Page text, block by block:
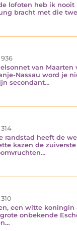
lofoten heb ik
bracht met die
van
Nassau word
secondant…
randstad heeft de
kazen de
een witte
onbekende